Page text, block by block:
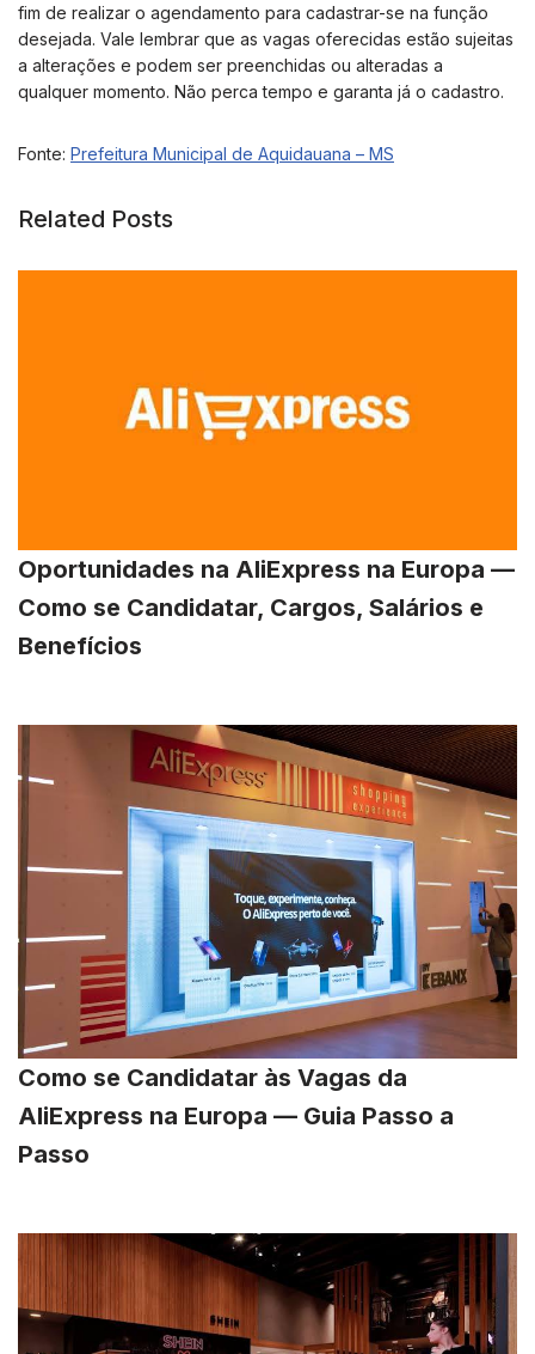
fim de realizar o agendamento para cadastrar-se na função
desejada. Vale lembrar que as vagas oferecidas estão sujeitas
a alterações e podem ser preenchidas ou alteradas a
qualquer momento. Não perca tempo e garanta já o cadastro.
Fonte: Prefeitura Municipal de Aquidauana – MS
Related Posts
Oportunidades na AliExpress na Europa —
Como se Candidatar, Cargos, Salários e
Benefícios
Como se Candidatar às Vagas da
AliExpress na Europa — Guia Passo a
Passo